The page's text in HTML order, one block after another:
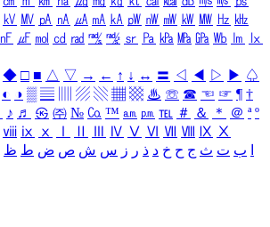
㎸ ㎹ ㎀ ㎁ ㎂ ㎃ ㎄ ㎺ ㎻ ㎽ ㎾ ㎿ ㎐ ㎑
㎋ ㎌ ㏖ ㏅ ㎭ ㎮ ㎯ ㏛ ㎩ ㎪ ㎫ ㎬ ㏝ ㏐
㏓
◆ □ ■ △ ▽ → ← ↑ ↓ ↔ 〓 ◁ ◀ ▷ ▶ ♤
◐ ◑ ▒ ▤ ▨ ▧ ▦ ▩ ♨ ☏ ☎ ☜ ☞ ¶ †
♪ ♬ ㉿ ㈜ № ㏇ ™ ㏂ ㏘ ℡ ＃ ＆ ＊ ＠ ª º
ⅷ ⅸ ⅹ Ⅳ Ⅴ Ⅵ Ⅶ Ⅷ Ⅸ Ⅹ
ب ت ث ج ح خ د ذ ر ز س ش ص ض ط ظ